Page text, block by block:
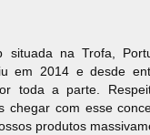
situada na Trofa,
em 2014 e desde
toda a parte.
chegar com esse
produtos